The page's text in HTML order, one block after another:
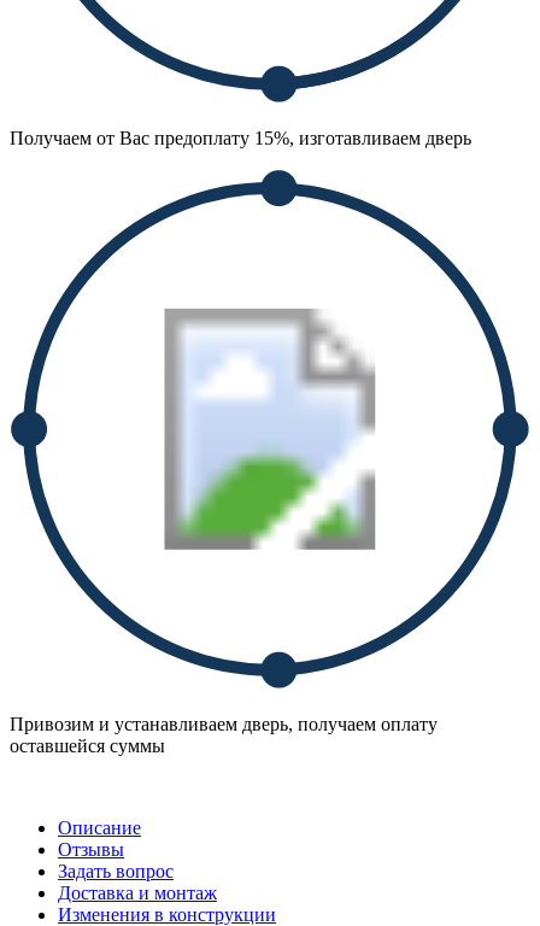
Получаем от Вас предоплату 15%, изготавливаем дверь
Привозим и устанавливаем дверь, получаем оплату
оставшейся суммы
Описание
Отзывы
Задать вопрос
Доставка и монтаж
Изменения в конструкции